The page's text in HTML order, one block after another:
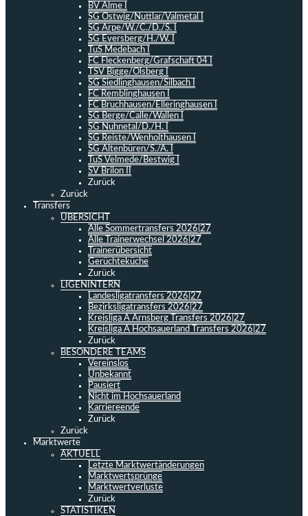
BV Alme I
SG Ostwig/Nuttlar/Valmetal I
SG Arpe/W./C./D./S. I
SG Eversberg/H./W. I
TuS Medebach I
FC Fleckenberg/Grafschaft 04 I
TSV Bigge/Olsberg I
SG Siedlinghausen/Silbach I
FC Remblinghausen I
FC Bruchhausen/Elleringhausen I
SG Berge/Calle/Wallen I
SG Nuhnetal/D./H. I
SG Reiste/Wenholthausen I
SG Altenbüren/S./A. I
TuS Velmede/Bestwig I
SV Brilon II
Zurück
Zurück
Transfers
ÜBERSICHT
Alle Sommertransfers 2026|27
Alle Trainerwechsel 2026|27
Trainerübersicht
Gerüchteküche
Zurück
LIGENINTERN
Landesligatransfers 2026|27
Bezirksligatransfers 2026|27
Kreisliga A Arnsberg Transfers 2026|27
Kreisliga A Hochsauerland Transfers 2026|27
Zurück
BESONDERE TEAMS
Vereinslos
Unbekannt
Pausiert
Nicht im Hochsauerland
Karriereende
Zurück
Zurück
Marktwerte
AKTUELL
Letzte Marktwertänderungen
Marktwertsprünge
Marktwertverluste
Zurück
STATISTIKEN